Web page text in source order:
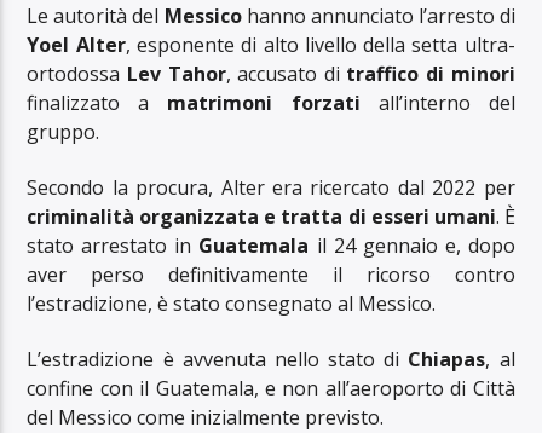
Le autorità del Messicohanno annunciato l’arresto di
Yoel Alter, esponente di alto livello della setta ultra-
ortodossa Lev Tahor, accusato di traffico di minori
finalizzato a matrimoni forzati all’interno del
gruppo.
Secondo la procura, Alter era ricercato dal 2022 per
criminalità organizzata e tratta di esseri umani. È
stato arrestato in Guatemala il 24 gennaio e, dopo
aver perso definitivamente il ricorso contro
l’estradizione, è stato consegnato al Messico.
L’estradizione è avvenuta nello stato di Chiapas, al
confine con il Guatemala, e non all’aeroporto di Città
del Messico come inizialmente previsto.